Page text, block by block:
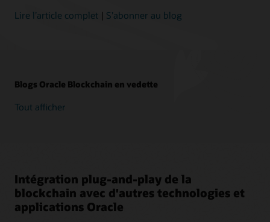
Lire l’article complet | S’abonner au blog
Blogs Oracle Blockchain en vedette
Tout afficher
Intégration plug-and-play de la
blockchain avec d'autres technologies et
applications Oracle